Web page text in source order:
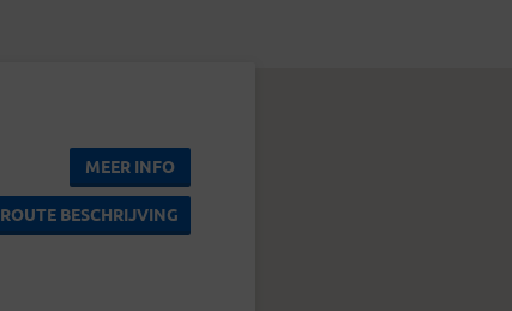
MEER INFO
ROUTE BESCHRIJVING